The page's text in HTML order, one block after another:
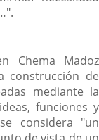
Chema Madoz
construcción de
mediante la
funciones y
considera "un